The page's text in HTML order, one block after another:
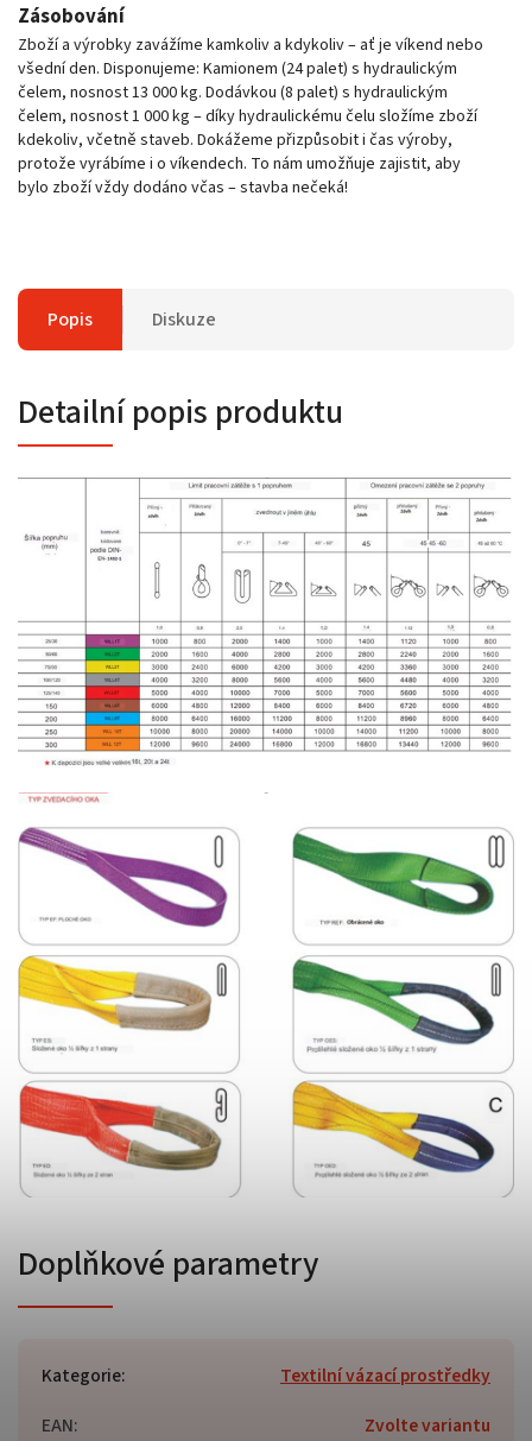
Zásobování
Zboží a výrobky zavážíme kamkoliv a kdykoliv – ať je víkend nebo
všední den. Disponujeme: Kamionem (24 palet) s hydraulickým
čelem, nosnost 13 000 kg. Dodávkou (8 palet) s hydraulickým
čelem, nosnost 1 000 kg – díky hydraulickému čelu složíme zboží
kdekoliv, včetně staveb. Dokážeme přizpůsobit i čas výroby,
protože vyrábíme i o víkendech. To nám umožňuje zajistit, aby
bylo zboží vždy dodáno včas – stavba nečeká!
Popis Diskuze
Detailní popis produktu
Doplňkové parametry
Kategorie:
Textilní vázací prostředky
EAN: Zvolte variantu